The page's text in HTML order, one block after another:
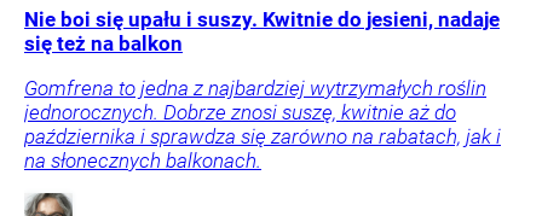
Nie boi się upału i suszy. Kwitnie do jesieni, nadaje
się też na balkon
Gomfrena to jedna z najbardziej wytrzymałych roślin
jednorocznych. Dobrze znosi suszę, kwitnie aż do
października i sprawdza się zarówno na rabatach, jak i
na słonecznych balkonach.